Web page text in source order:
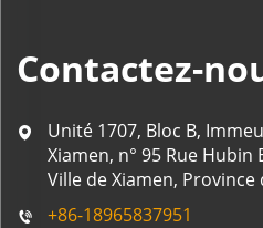
Contactez-
Unité 1707, Bloc B,
Xiamen, n° 95 Rue
Ville de Xiamen, Province
+86-18965837951